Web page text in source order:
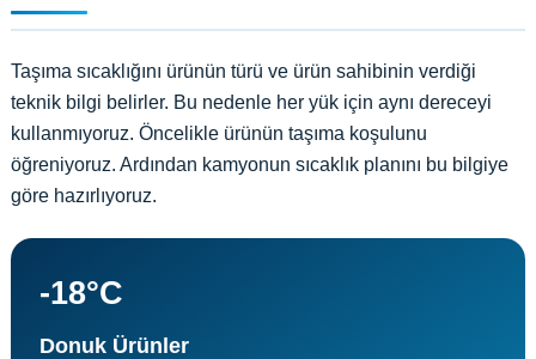
Taşıma sıcaklığını ürünün türü ve ürün sahibinin verdiği
teknik bilgi belirler. Bu nedenle her yük için aynı dereceyi
kullanmıyoruz. Öncelikle ürünün taşıma koşulunu
öğreniyoruz. Ardından kamyonun sıcaklık planını bu bilgiye
göre hazırlıyoruz.
-18°C
Donuk Ürünler